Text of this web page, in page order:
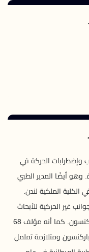
وإضطرابات الحركة في
وهو أيضًا المدير الطبي
الكلية الملكية لندن.
غير الحركية للأبحاث
القائمة على الأشخاص والمتعلقة بمرض باركنسون. كما أنه مؤلف 68
ومتلازمة تململ